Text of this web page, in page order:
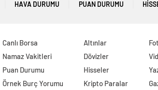
HAVA DURUMU PUAN DURUMU
Canlı Borsa
Namaz Vakitleri
Puan Durumu
Örnek Burç Yorumu
Altınlar
Dövizler
Hisseler
Kripto Paralar